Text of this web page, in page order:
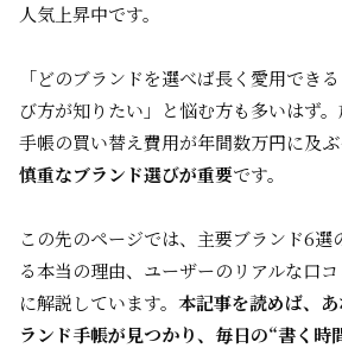
人気上昇中です。
「どのブランドを選べば長く愛用でき
び方が知りたい」と悩む方も多いはず
手帳の買い替え費用が年間数万円に及ぶ
慎重なブランド選びが重要です。
この先のページでは、主要ブランド6選
る本当の理由、ユーザーのリアルな口
に解説しています。 本記事を読めば、
ランド手帳が見つかり、毎日の“書く時